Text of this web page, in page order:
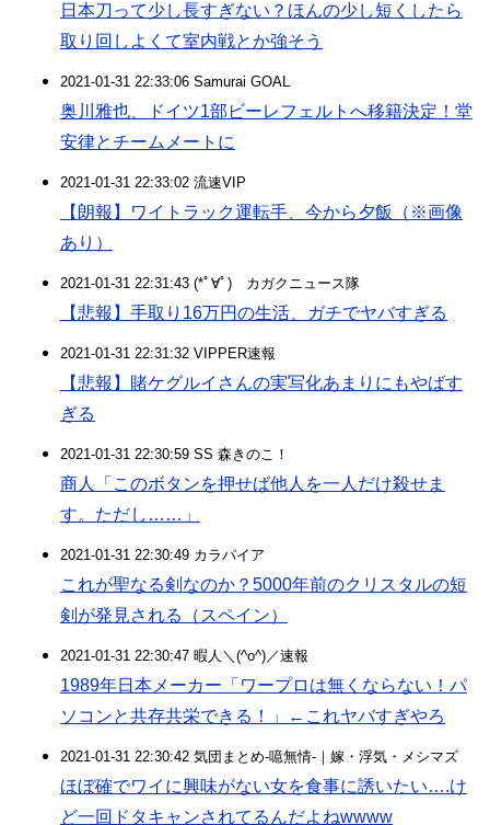
日本刀って少し長すぎない？ほんの少し短くしたら
取り回しよくて室内戦とか強そう
2021-01-31 22:33:06 Samurai GOAL
奥川雅也、ドイツ1部ビーレフェルトへ移籍決定！堂
安律とチームメートに
2021-01-31 22:33:02 流速VIP
【朗報】ワイトラック運転手、今から夕飯（※画像
あり）
2021-01-31 22:31:43 (*ﾟ∀ﾟ)ゞカガクニュース隊
【悲報】手取り16万円の生活、ガチでヤバすぎる
2021-01-31 22:31:32 VIPPER速報
【悲報】賭ケグルイさんの実写化あまりにもやばす
ぎる
2021-01-31 22:30:59 SS 森きのこ！
商人「このボタンを押せば他人を一人だけ殺せま
す。ただし……」
2021-01-31 22:30:49 カラパイア
これが聖なる剣なのか？5000年前のクリスタルの短
剣が発見される（スペイン）
2021-01-31 22:30:47 暇人＼(^o^)／速報
1989年日本メーカー「ワープロは無くならない！パ
ソコンと共存共栄できる！」←これヤバすぎやろ
2021-01-31 22:30:42 気団まとめ-噫無情-｜嫁・浮気・メシマズ
ほぼ確でワイに興味がない女を食事に誘いたい….け
ど一回ドタキャンされてるんだよねwwww